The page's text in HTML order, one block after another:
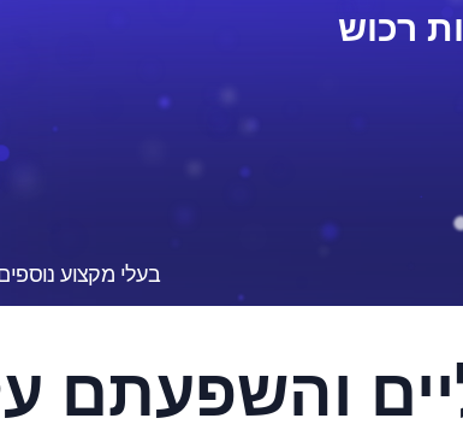
בעלי מקצוע
והשפעתם